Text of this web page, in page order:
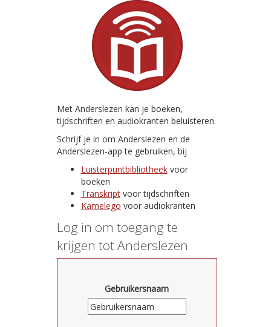
Met Anderslezen kan je boeken,
tijdschriften en audiokranten beluisteren.
Schrijf je in om Anderslezen en de
Anderslezen-app te gebruiken, bij
Luisterpuntbibliotheekvoor
boeken
Transkriptvoor tijdschriften
Kamelego voor audiokranten
Log in om toegang te
krijgen tot Anderslezen
Gebruikersnaam